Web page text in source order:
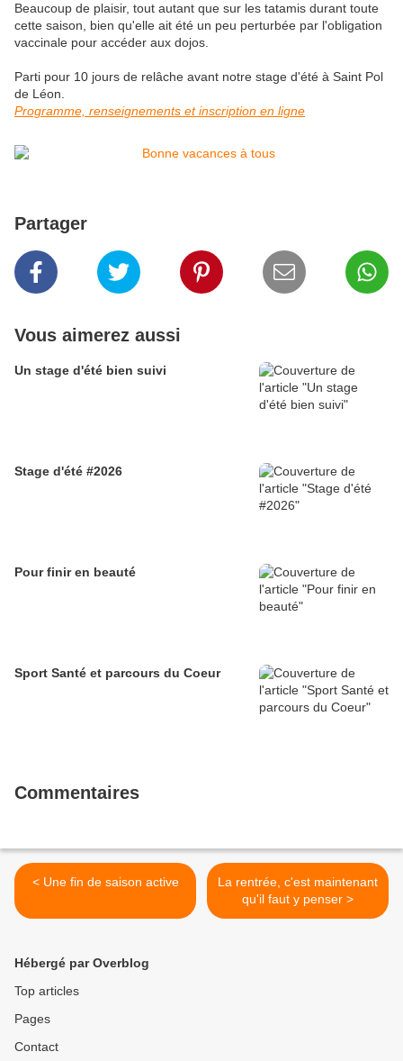
Beaucoup de plaisir, tout autant que sur les tatamis durant toute
cette saison, bien qu'elle ait été un peu perturbée par l'obligation
vaccinale pour accéder aux dojos.
Parti pour 10 jours de relâche avant notre stage d'été à Saint Pol
de Léon.
Programme, renseignements et inscription en ligne
Partager
Vous aimerez aussi
Un stage d'été bien suivi
Stage d'été #2026
Pour finir en beauté
Sport Santé et parcours du Coeur
Commentaires
< Une fin de saison active
La rentrée, c'est maintenant
qu'il faut y penser >
Hébergé par Overblog
Top articles
Pages
Contact